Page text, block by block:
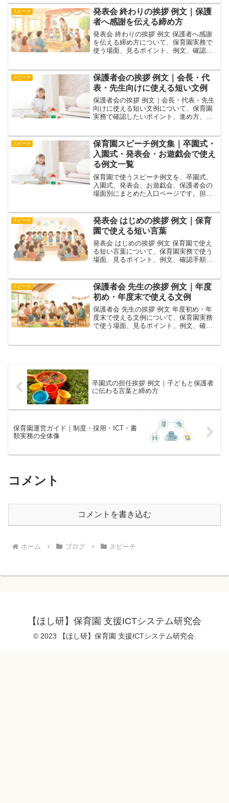
スピーチ
発表会 終わりの挨拶 例文｜保護
者へ感謝を伝える締め方
発表会 終わりの挨拶 例文 保護者へ感謝
を伝える締め方について、保育園実務で
使う場面、見るポイント、例文、確認手
す。関連記事とあわせて園内で調整しや
すい形にまとめてい
スピーチ
保護者会の挨拶 例文｜会長・代
表・先生向けに使える短い文例
保護者会の挨拶 例文｜会長・代表・先生
向けに使える短い文例について、保育園
実務で確認したいポイント、進め方、注
拶、年度初め・年度末の場面別に整理し
ました。関連記事とあ
スピーチ
保育園スピーチ例文集｜卒園式・
入園式・発表会・お遊戯会で使え
る例文一覧
保育園で使うスピーチ例文を、卒園式、
入園式、発表会、お遊戯会、保護者会の
場面別にまとめた入口ページです。担
スピーチ
発表会 はじめの挨拶 例文｜保育
園で使える短い言葉
発表会 はじめの挨拶 例文 保育園で使え
る短い言葉について、保育園実務で使う
場面、見るポイント、例文、確認手順を
関連記事とあわせて園内で調整しやすい
形にまとめていま
スピーチ
保護者会 先生の挨拶 例文｜年度
初め・年度末で使える文例
保護者会 先生の挨拶 例文 年度初め・年
度末で使える文例について、保育園実務
で使う場面、見るポイント、例文、確認
卒園式の担任挨拶 例文｜子どもと保護者
に伝わる言葉と締め方
保育園運営ガイド｜制度・採用・ICT・書
類実務の全体像
コメント
コメントを書き込む
ホーム ブログ スピーチ
【ほし研】保育園 支援ICTシステム研究会
© 2023 【ほし研】保育園 支援ICTシステム研究会.